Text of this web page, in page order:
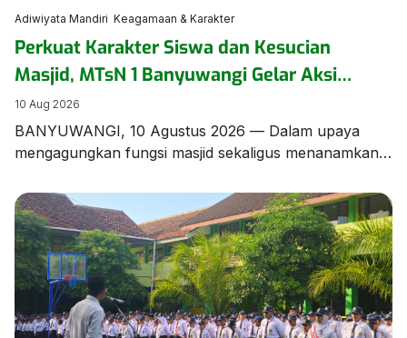
Adiwiyata Mandiri Keagamaan & Karakter
Perkuat Karakter Siswa dan Kesucian
Masjid, MTsN 1 Banyuwangi Gelar Aksi
Serentak Geber Mas di Masjid Nurul Ilmi
10 Aug 2026
BANYUWANGI, 10 Agustus 2026 — Dalam upaya
mengagungkan fungsi masjid sekaligus menanamkan
Keluarga Besar MTsN 1 Banyuwangi menggelar aksi
sosial gotong royong Gerakan Bersih-Bersih Masjid
atau Geber Masjid yang dipusatkan di Masjid Nurul Ilmi
pada Senin, 10 Agustus 2026. Kegiatan aksi bersih ini
dilaksanakan secara menyeluruh dengan melibatkan
seluruh […]